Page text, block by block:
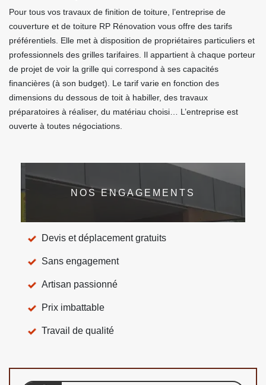
Pour tous vos travaux de finition de toiture, l’entreprise de
couverture et de toiture RP Rénovation vous offre des tarifs
préférentiels. Elle met à disposition de propriétaires particuliers et
professionnels des grilles tarifaires. Il appartient à chaque porteur
de projet de voir la grille qui correspond à ses capacités
financières (à son budget). Le tarif varie en fonction des
dimensions du dessous de toit à habiller, des travaux
préparatoires à réaliser, du matériau choisi… L’entreprise est
ouverte à toutes négociations.
NOS ENGAGEMENTS
Devis et déplacement gratuits
Sans engagement
Artisan passionné
Prix imbattable
Travail de qualité